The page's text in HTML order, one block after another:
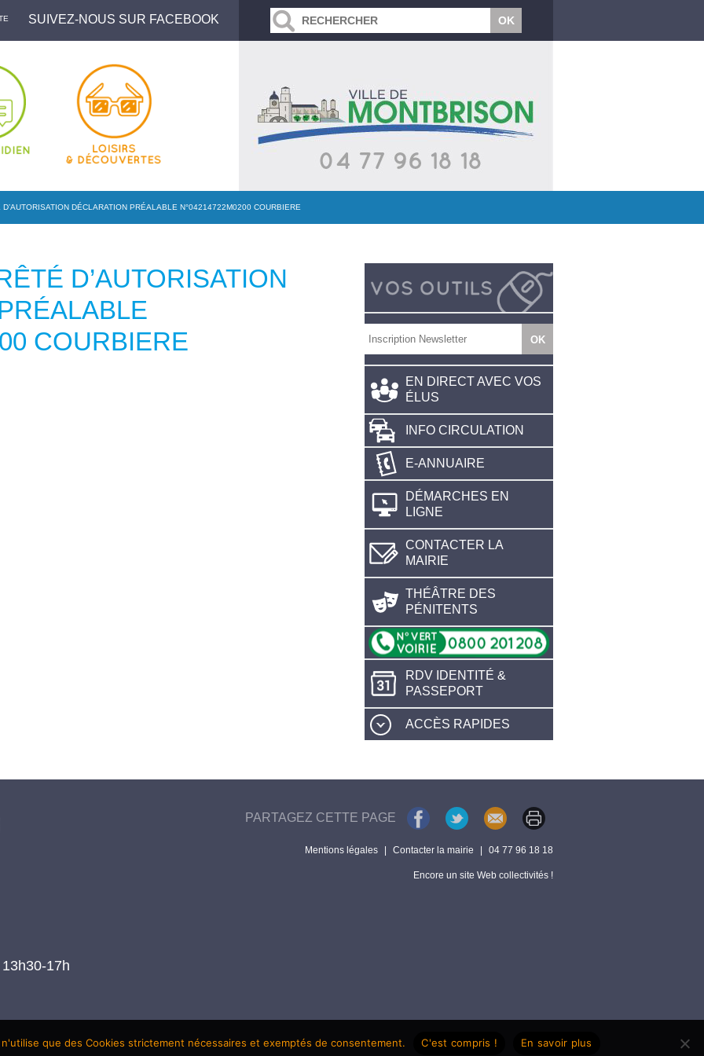
SUIVEZ-NOUS SUR FACEBOOK
DÉCLARATION PRÉALABLE N°04214722M0200 COURBIERE
D’AUTORISATION
COURBIERE
EN DIRECT AVEC VOS
ÉLUS
INFO CIRCULATION
E-ANNUAIRE
DÉMARCHES EN
LIGNE
CONTACTER LA
MAIRIE
THÉÂTRE DES
PÉNITENTS
RDV IDENTITÉ &
PASSEPORT
ACCÈS RAPIDES
17h
PARTAGEZ CETTE PAGE
Mentions légales Contacter la mairie 04 77 96 18 18
Encore un site Web collectivités !
que des Cookies strictement nécessaires et exemptés de consentement. C'est compris ! En savoir plus